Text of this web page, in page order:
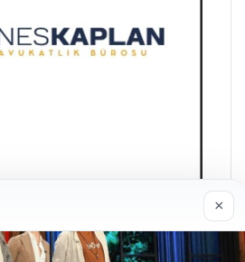
Bürosu
×